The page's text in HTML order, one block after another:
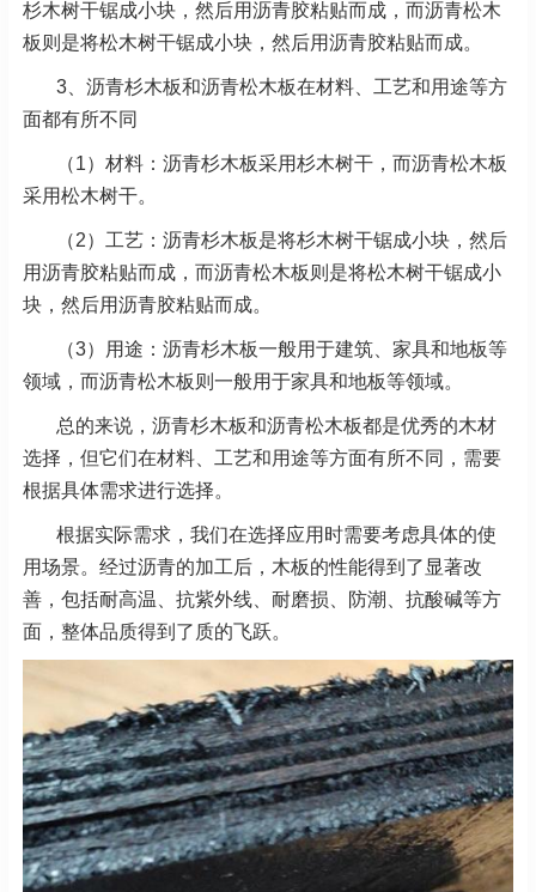
杉木树干锯成小块，然后用沥青胶粘贴而成，而沥青松木
板则是将松木树干锯成小块，然后用沥青胶粘贴而成。
3、沥青杉木板和沥青松木板在材料、工艺和用途等方
面都有所不同
（1）材料：沥青杉木板采用杉木树干，而沥青松木板
采用松木树干。
（2）工艺：沥青杉木板是将杉木树干锯成小块，然后
用沥青胶粘贴而成，而沥青松木板则是将松木树干锯成小
块，然后用沥青胶粘贴而成。
（3）用途：沥青杉木板一般用于建筑、家具和地板等
领域，而沥青松木板则一般用于家具和地板等领域。
总的来说，沥青杉木板和沥青松木板都是优秀的木材
选择，但它们在材料、工艺和用途等方面有所不同，需要
根据具体需求进行选择。
根据实际需求，我们在选择应用时需要考虑具体的使
用场景。经过沥青的加工后，木板的性能得到了显著改
善，包括耐高温、抗紫外线、耐磨损、防潮、抗酸碱等方
面，整体品质得到了质的飞跃。